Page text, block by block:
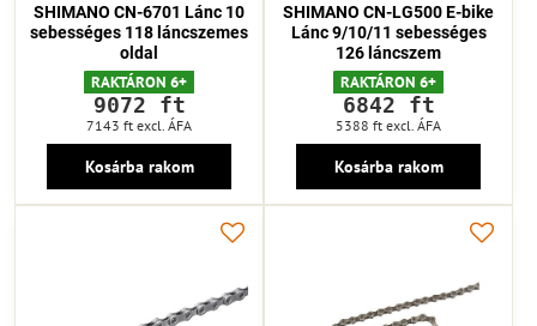
SHIMANO CN-6701 Lánc 10
sebességes 118 láncszemes
oldal
RAKTÁRON 6+
9072 ft
7143 ft excl. ÁFA
Kosárba rakom
SHIMANO CN-LG500 E-bike
Lánc 9/10/11 sebességes
126 láncszem
RAKTÁRON 6+
6842 ft
5388 ft excl. ÁFA
Kosárba rakom